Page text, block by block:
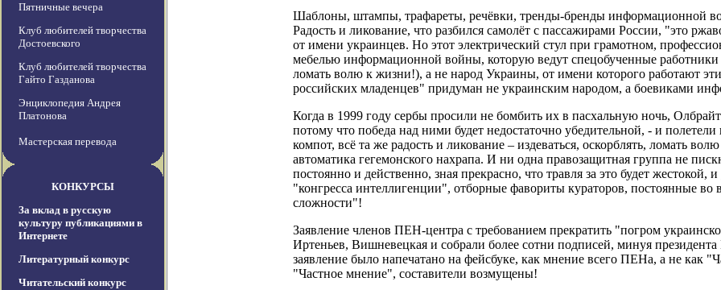
Пятничные вечера
Клуб любителей творчества
Достоевского
Клуб любителей творчества
Гайто Газданова
Энциклопедия Андрея
Платонова
Мастерская перевода
КОНКУРСЫ
За вклад в русскую
культуру публикациями в
Интернете
Литературный конкурс
Читательский конкурс
Шаблоны, штампы, трафареты, речёвки, тренды-бренды информационной
Радость и ликование, что разбился самолёт с пассажирами России, "это
от имени украинцев. Но этот электрический стул при грамотном,
мебелью информационной войны, которую ведут спецобученные работники
ломать волю к жизни!), а не народ Украины, от имени которого работают
российских младенцев" придуман не украинским народом, а боевиками
Когда в 1999 году сербы просили не бомбить их в пасхальную ночь,
потому что победа над ними будет недостаточно убедительной, - и
компот, всё та же радость и ликование – издеваться, оскорблять, ломать
автоматика гегемонского нахрапа. И ни одна правозащитная группа не
постоянно и действенно, зная прекрасно, что травля за это будет
"конгресса интеллигенции", отборные фавориты кураторов, постоянные
сложности"!
Заявление членов ПЕН-центра с требованием прекратить "погром
Иртеньев, Вишневецкая и собрали более сотни подписей, минуя
заявление было напечатано на фейсбуке, как мнение всего ПЕНа, а не как
"Частное мнение", составители возмущены!